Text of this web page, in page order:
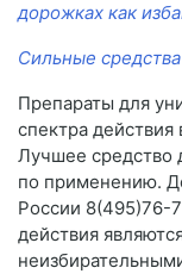
дорожках как
Сильные
Препараты для
спектра
Лучшее средство
по применению.
России 8(495)76-
действия